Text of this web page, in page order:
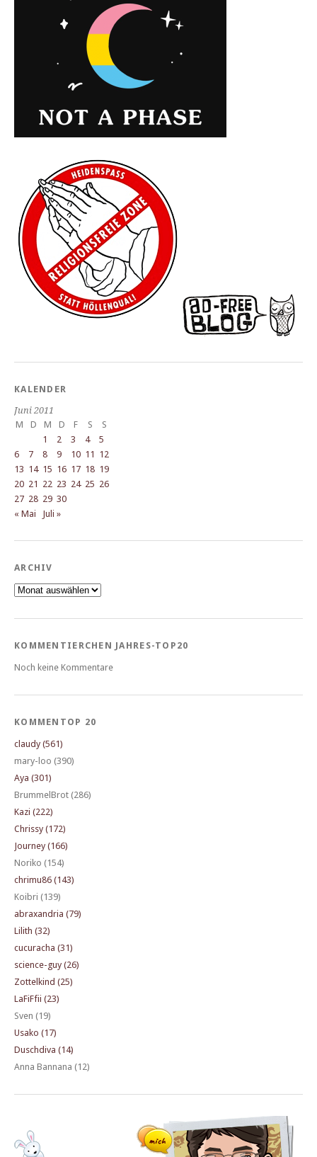
KALENDER
Juni 2011
M
D M D F S
S
1
2 3 4
5
6
7 8 9 10 11 12
13 14 15 16 17 18 19
20 21 22 23 24 25 26
27 28 29 30
« Mai
Juli »
ARCHIV
Archiv
KOMMENTIERCHEN JAHRES-TOP20
Noch keine Kommentare
KOMMENTOP 20
claudy (561)
mary-loo (390)
Aya (301)
BrummelBrot (286)
Kazi (222)
Chrissy (172)
Journey (166)
Noriko (154)
chrimu86 (143)
Koibri (139)
abraxandria (79)
Lilith (32)
cucuracha (31)
science-guy (26)
Zottelkind (25)
LaFiFfii (23)
Sven (19)
Usako (17)
Duschdiva (14)
Anna Bannana (12)